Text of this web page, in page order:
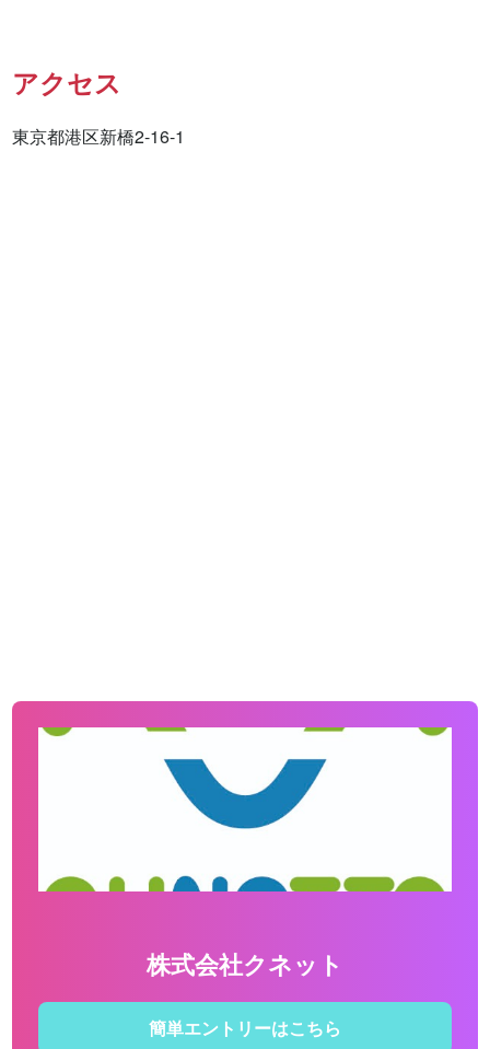
アクセス
東京都港区新橋2-16-1
株式会社クネット
簡単エントリーはこちら